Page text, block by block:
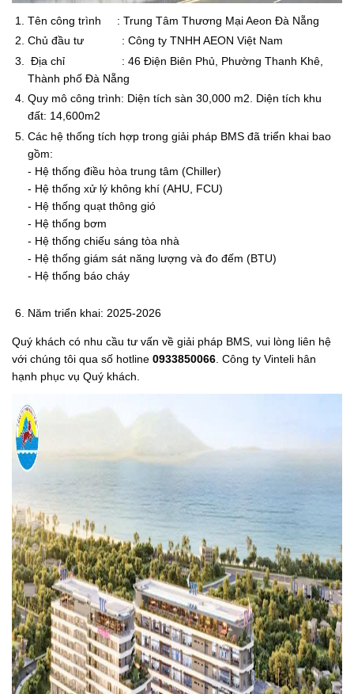
Tên công trình : Trung Tâm Thương Mại Aeon Đà Nẵng
Chủ đầu tư : Công ty TNHH AEON Việt Nam
Địa chỉ : 46 Điện Biên Phủ, Phường Thanh Khê,
Thành phố Đà Nẵng
Quy mô công trình: Diện tích sàn 30,000 m2. Diện tích khu
đất: 14,600m2
Các hệ thống tích hợp trong giải pháp BMS đã triển khai bao
gồm:
- Hệ thống điều hòa trung tâm (Chiller)
- Hệ thống xử lý không khí (AHU, FCU)
- Hệ thống quạt thông gió
- Hệ thống bơm
- Hệ thống chiếu sáng tòa nhà
- Hệ thống giám sát năng lượng và đo đếm (BTU)
- Hệ thống báo cháy
Năm triển khai: 2025-2026
Quý khách có nhu cầu tư vấn về giải pháp BMS, vui lòng liên hệ
với chúng tôi qua số hotline 0933850066. Công ty Vinteli hân
hạnh phục vụ Quý khách.